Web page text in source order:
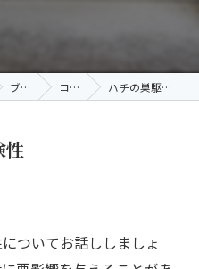
ブログ コラム ハチの巣駆除の危険性
性
ついてお話ししましょ